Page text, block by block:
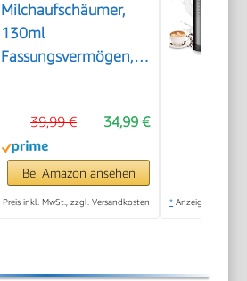
Milchaufschäumer,
130ml
Fassungsvermögen,
Antihaftbeschichtung,
warmer und kalter
Milchschaum, für
Latte Macchiato,
34,99 €
39,99 €
Bei Amazon ansehen
Preis inkl. MwSt., zzgl. Versandkosten * Anzeige